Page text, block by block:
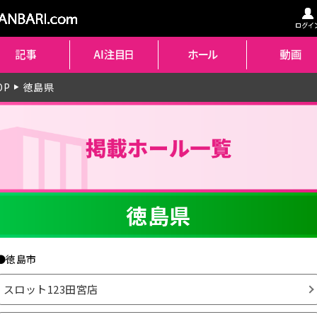
▶ 徳島県
徳島県
島市
スロット123田宮店